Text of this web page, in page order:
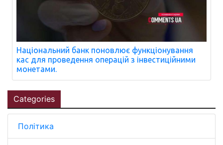
Національний банк поновлює функціонування
кас для проведення операцій з інвестиційними
монетами.
Categories
Політика